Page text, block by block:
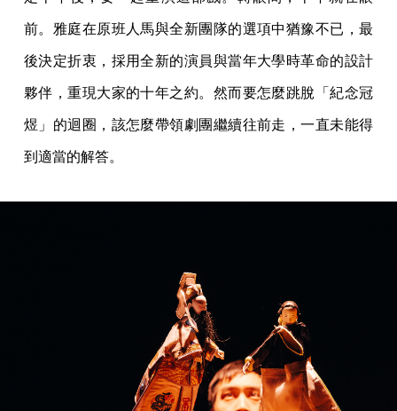
前。雅庭在原班人馬與全新團隊的選項中猶豫不已，最
後決定折衷，採用全新的演員與當年大學時革命的設計
夥伴，重現大家的十年之約。然而要怎麼跳脫「紀念冠
煜」的迴圈，該怎麼帶領劇團繼續往前走，一直未能得
到適當的解答。